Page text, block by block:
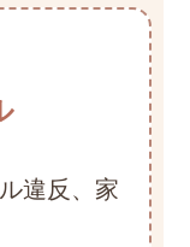
違反、家